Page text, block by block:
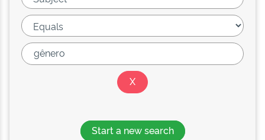
Start a new search